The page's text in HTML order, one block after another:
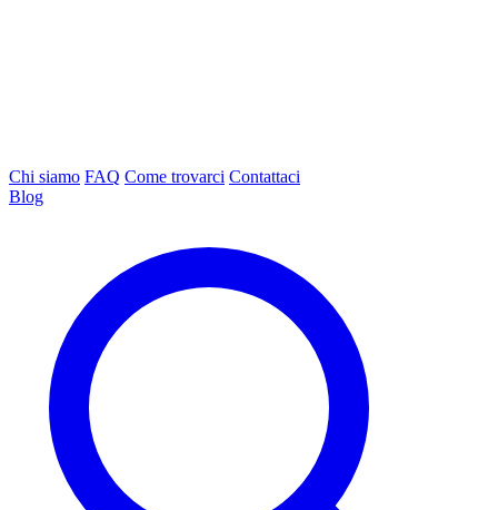
Chi siamo FAQ Come trovarci Contattaci
Blog